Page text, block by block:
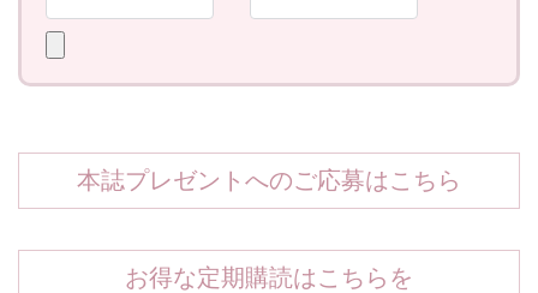
本誌プレゼントへのご応募はこちら
お得な定期購読はこちらを